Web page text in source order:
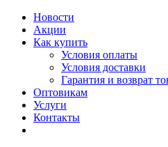
Новости
Акции
Как купить
Условия оплаты
Условия доставки
Гарантия и возврат
Оптовикам
Услуги
Контакты